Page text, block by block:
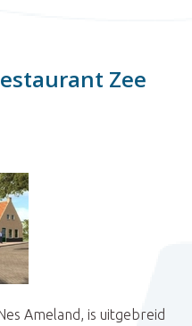
Zee
Ameland, is uitgebreid